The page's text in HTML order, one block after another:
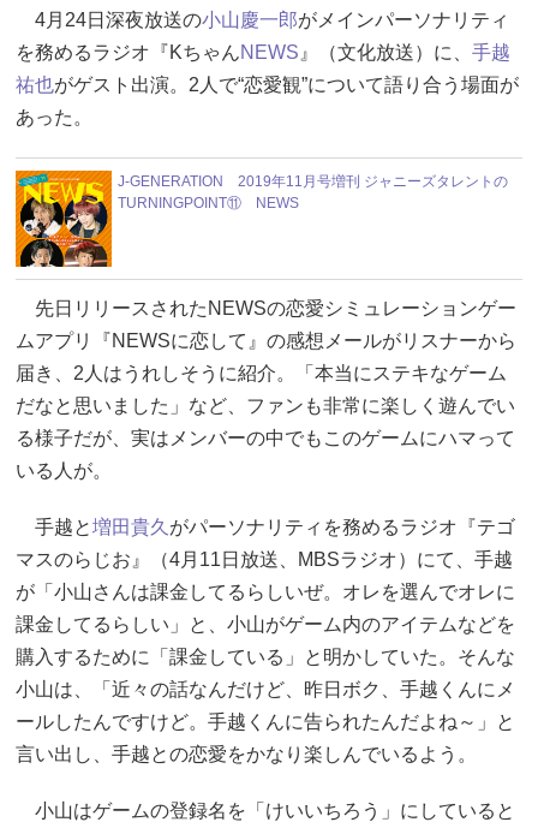
4月24日深夜放送の小山慶一郎がメインパーソナリティ
を務めるラジオ『KちゃんNEWS 』（文化放送）に、 手越
祐也がゲスト出演。2人で“恋愛観”について語り合う場面が
あった。
J-GENERATION 2019年11月号増刊 ジャニーズタレントの
TURNINGPOINT⑪ NEWS
先日リリースされたNEWSの恋愛シミュレーションゲー
ムアプリ『NEWSに恋して』の感想メールがリスナーから
届き、2人はうれしそうに紹介。「本当にステキなゲーム
だなと思いました」など、ファンも非常に楽しく遊んでい
る様子だが、実はメンバーの中でもこのゲームにハマって
いる人が。
手越と増田貴久 がパーソナリティを務めるラジオ『テゴ
マスのらじお』（4月11日放送、MBSラジオ）にて、手越
が「小山さんは課金してるらしいぜ。オレを選んでオレに
課金してるらしい」と、小山がゲーム内のアイテムなどを
購入するために「課金している」と明かしていた。そんな
小山は、「近々の話なんだけど、昨日ボク、手越くんにメ
ールしたんですけど。手越くんに告られたんだよね～」と
言い出し、手越との恋愛をかなり楽しんでいるよう。
小山はゲームの登録名を「けいいちろう」にしていると